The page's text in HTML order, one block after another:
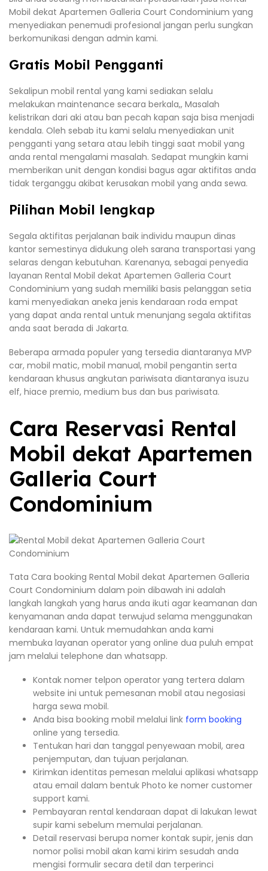
Mobil dekat Apartemen Galleria Court Condominium yang
menyediakan penemudi profesional jangan perlu sungkan
berkomunikasi dengan admin kami.
Gratis Mobil Pengganti
Sekalipun mobil rental yang kami sediakan selalu
melakukan maintenance secara berkala,, Masalah
kelistrikan dari aki atau ban pecah kapan saja bisa menjadi
kendala. Oleh sebab itu kami selalu menyediakan unit
pengganti yang setara atau lebih tinggi saat mobil yang
anda rental mengalami masalah. Sedapat mungkin kami
memberikan unit dengan kondisi bagus agar aktifitas anda
tidak terganggu akibat kerusakan mobil yang anda sewa.
Pilihan Mobil lengkap
Segala aktifitas perjalanan baik individu maupun dinas
kantor semestinya didukung oleh sarana transportasi yang
selaras dengan kebutuhan. Karenanya, sebagai penyedia
layanan Rental Mobil dekat Apartemen Galleria Court
Condominium yang sudah memiliki basis pelanggan setia
kami menyediakan aneka jenis kendaraan roda empat
yang dapat anda rental untuk menunjang segala aktifitas
anda saat berada di Jakarta.
Beberapa armada populer yang tersedia diantaranya MVP
car, mobil matic, mobil manual, mobil pengantin serta
kendaraan khusus angkutan pariwisata diantaranya isuzu
elf, hiace premio, medium bus dan bus pariwisata.
Cara Reservasi Rental
Mobil dekat Apartemen
Galleria Court
Condominium
Tata Cara booking Rental Mobil dekat Apartemen Galleria
Court Condominium dalam poin dibawah ini adalah
langkah langkah yang harus anda ikuti agar keamanan dan
kenyamanan anda dapat terwujud selama menggunakan
kendaraan kami. Untuk memudahkan anda kami
membuka layanan operator yang online dua puluh empat
jam melalui telephone dan whatsapp.
Kontak nomer telpon operator yang tertera dalam
website ini untuk pemesanan mobil atau negosiasi
harga sewa mobil.
Anda bisa booking mobil melalui link form booking
online yang tersedia.
Tentukan hari dan tanggal penyewaan mobil, area
penjemputan, dan tujuan perjalanan.
Kirimkan identitas pemesan melalui aplikasi whatsapp
atau email dalam bentuk Photo ke nomer customer
support kami.
Pembayaran rental kendaraan dapat di lakukan lewat
supir kami sebelum memulai perjalanan.
Detail reservasi berupa nomer kontak supir, jenis dan
nomor polisi mobil akan kami kirim sesudah anda
mengisi formulir secara detil dan terperinci